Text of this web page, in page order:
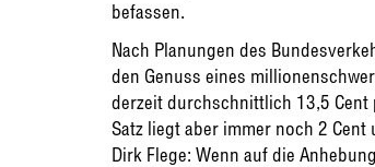
befassen.
Nach Planungen des
den Genuss eines
derzeit durchschnittlich 13,5 Cent
Satz liegt aber immer noch 2
Dirk Flege: Wenn auf die